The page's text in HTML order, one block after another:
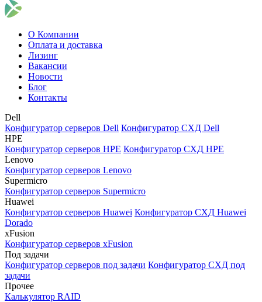
О Компании
Оплата и доставка
Лизинг
Вакансии
Новости
Блог
Контакты
Dell
Конфигуратор серверов Dell Конфигуратор СХД Dell
HPE
Конфигуратор серверов HPE Конфигуратор СХД HPE
Lenovo
Конфигуратор серверов Lenovo
Supermicro
Конфигуратор серверов Supermicro
Huawei
Конфигуратор серверов Huawei Конфигуратор СХД Huawei
Dorado
xFusion
Конфигуратор серверов xFusion
Под задачи
Конфигуратор серверов под задачи Конфигуратор СХД под
задачи
Прочее
Калькулятор RAID